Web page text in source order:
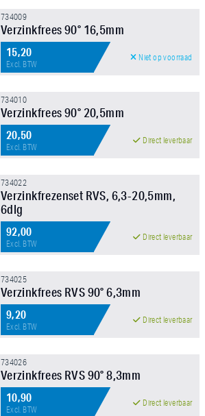
734009
Verzinkfrees 90° 16,5mm
15,20
Excl. BTW
Niet op voorraad
734010
Verzinkfrees 90° 20,5mm
20,50
Excl. BTW
Direct leverbaar
734022
Verzinkfrezenset RVS, 6,3-20,5mm,
6dlg
92,00
Excl. BTW
Direct leverbaar
734025
Verzinkfrees RVS 90° 6,3mm
9,20
Excl. BTW
Direct leverbaar
734026
Verzinkfrees RVS 90° 8,3mm
10,90
Excl. BTW
Direct leverbaar